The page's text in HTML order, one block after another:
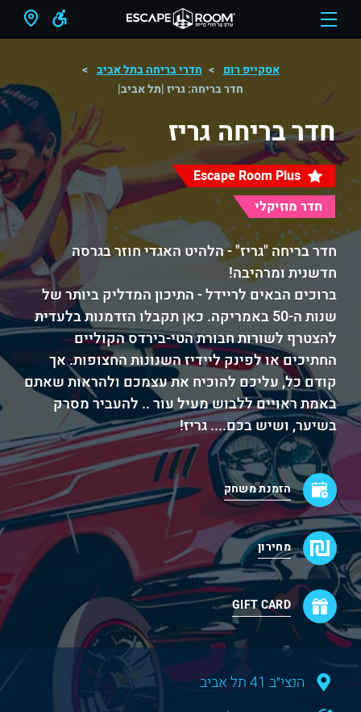
אסקייפ רום
חדרי בריחה בתל אביב
חדר בריחה: גריז |תל אביב|
חדר בריחה גריז
Escape Room Plus
חדר מוזיקלי
חדר בריחה "גריז" - הלהיט האגדי חוזר בגרסה
חדשנית ומרהיבה!
ברוכים הבאים לריידל - התיכון המדליק ביותר של
שנות ה-50 באמריקה. כאן תקבלו הזדמנות בלעדית
להצטרף לשורות חבורת הטי-בירדס הקוליים
החתיכים או לפינק ליידיז השנונות החצופות. אך
קודם כל, עליכם להוכיח את עצמכם ולהראות שאתם
באמת ראויים ללבוש מעיל עור .. להעביר מסרק
בשיער, ושיש בכם.... גריז!
הזמנת משחק
מחירון
GIFT CARD
הנצי״ב 41 תל אביב